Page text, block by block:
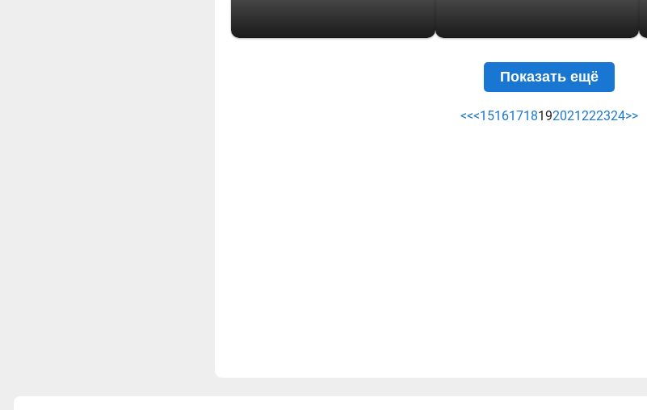
Показать ещё
<<<15161718192021222324>>